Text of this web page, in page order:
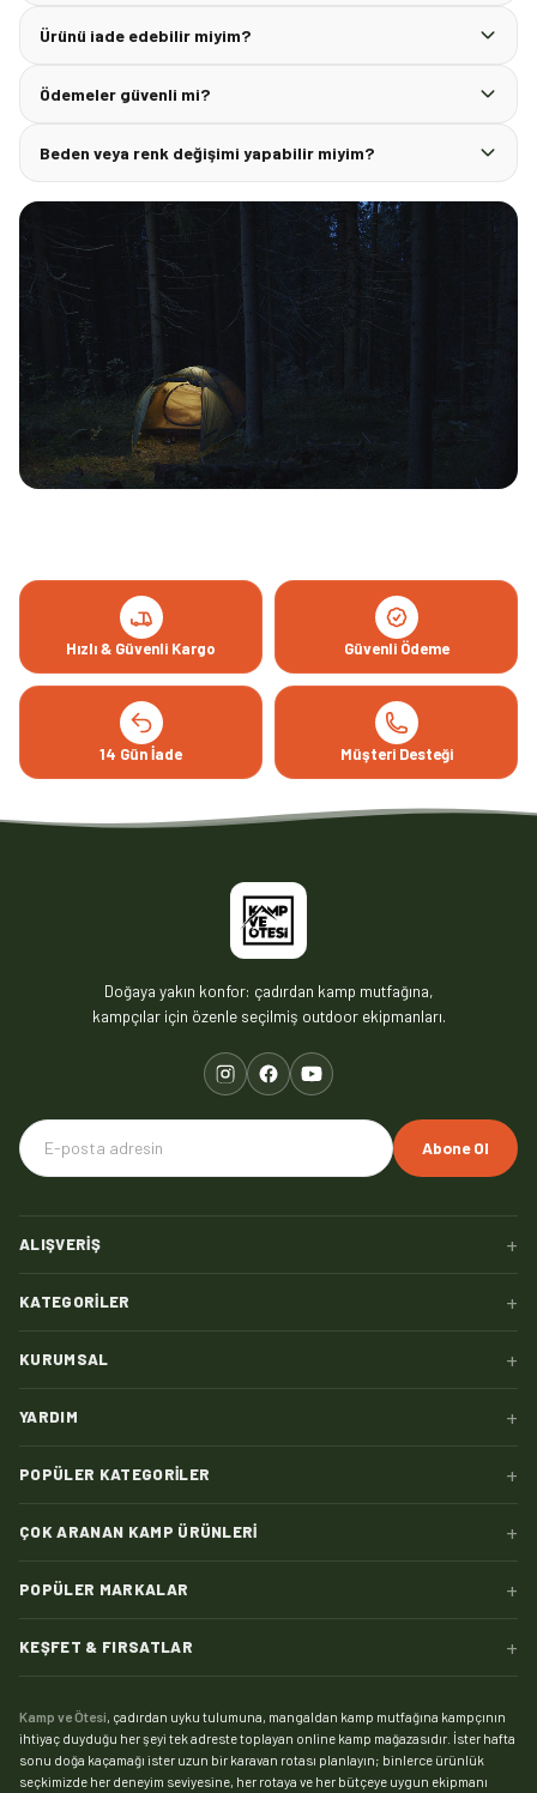
Ürünü iade edebilir miyim?
Ödemeler güvenli mi?
Beden veya renk değişimi yapabilir miyim?
Hızlı & Güvenli Kargo Güvenli Ödeme
14 Gün İade Müşteri Desteği
Doğaya yakın konfor: çadırdan kamp mutfağına,
kampçılar için özenle seçilmiş outdoor ekipmanları.
Abone Ol
ALIŞVERIŞ +
KATEGORILER +
KURUMSAL +
YARDIM +
POPÜLER KATEGORILER +
ÇOK ARANAN KAMP ÜRÜNLERI +
POPÜLER MARKALAR +
KEŞFET & FIRSATLAR +
Kamp ve Ötesi , çadırdan uyku tulumuna, mangaldan kamp mutfağına kampçının
ihtiyaç duyduğu her şeyi tek adreste toplayan online kamp mağazasıdır. İster hafta
sonu doğa kaçamağı ister uzun bir karavan rotası planlayın; binlerce ürünlük
seçkimizde her deneyim seviyesine, her rotaya ve her bütçeye uygun ekipmanı